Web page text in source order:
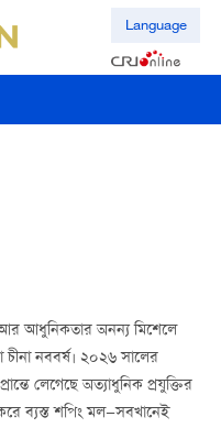
Language
আর আধুনিকতার অনন্য মিশেলে
নববর্ষ। ২০২৬ সালের
লেগেছে অত্যাধুনিক প্রযুক্তির
ব্যস্ত শপিং মল—সবখানেই